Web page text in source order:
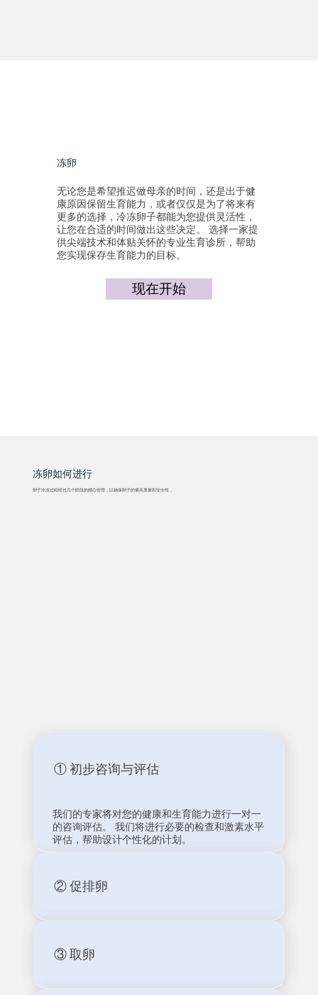
冻卵如何进行
卵子冷冻过程经过几个阶段的精心管理，以确保卵子的最高质量和安全性
① 初步咨询与评估
我们的专家将对您的健康和生育能力进行一对一
的咨询评估。 我们将进行必要的检查和激素水平
评估，帮助设计个性化的计划。
② 促排卵
③ 取卵
冻卵
无论您是希望推迟做母亲的时间，还是出于健
康原因保留生育能力，或者仅仅是为了将来有
更多的选择，冷冻卵子都能为您提供灵活性，
让您在合适的时间做出这些决定。 选择一家提
供尖端技术和体贴关怀的专业生育诊所，帮助
您实现保存生育能力的目标。
现在开始